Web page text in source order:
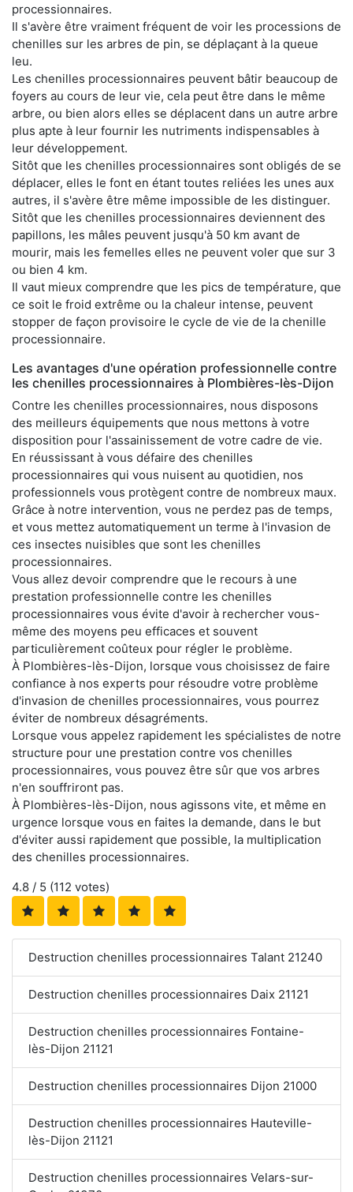
processionnaires.
Il s'avère être vraiment fréquent de voir les processions de
chenilles sur les arbres de pin, se déplaçant à la queue
leu.
Les chenilles processionnaires peuvent bâtir beaucoup de
foyers au cours de leur vie, cela peut être dans le même
arbre, ou bien alors elles se déplacent dans un autre arbre
plus apte à leur fournir les nutriments indispensables à
leur développement.
Sitôt que les chenilles processionnaires sont obligés de se
déplacer, elles le font en étant toutes reliées les unes aux
autres, il s'avère être même impossible de les distinguer.
Sitôt que les chenilles processionnaires deviennent des
papillons, les mâles peuvent jusqu'à 50 km avant de
mourir, mais les femelles elles ne peuvent voler que sur 3
ou bien 4 km.
Il vaut mieux comprendre que les pics de température, que
ce soit le froid extrême ou la chaleur intense, peuvent
stopper de façon provisoire le cycle de vie de la chenille
processionnaire.
Les avantages d'une opération professionnelle contre
les chenilles processionnaires à Plombières-lès-Dijon
Contre les chenilles processionnaires, nous disposons
des meilleurs équipements que nous mettons à votre
disposition pour l'assainissement de votre cadre de vie.
En réussissant à vous défaire des chenilles
processionnaires qui vous nuisent au quotidien, nos
professionnels vous protègent contre de nombreux maux.
Grâce à notre intervention, vous ne perdez pas de temps,
et vous mettez automatiquement un terme à l'invasion de
ces insectes nuisibles que sont les chenilles
processionnaires.
Vous allez devoir comprendre que le recours à une
prestation professionnelle contre les chenilles
processionnaires vous évite d'avoir à rechercher vous-
même des moyens peu efficaces et souvent
particulièrement coûteux pour régler le problème.
À Plombières-lès-Dijon, lorsque vous choisissez de faire
confiance à nos experts pour résoudre votre problème
d'invasion de chenilles processionnaires, vous pourrez
éviter de nombreux désagréments.
Lorsque vous appelez rapidement les spécialistes de notre
structure pour une prestation contre vos chenilles
processionnaires, vous pouvez être sûr que vos arbres
n'en souffriront pas.
À Plombières-lès-Dijon, nous agissons vite, et même en
urgence lorsque vous en faites la demande, dans le but
d'éviter aussi rapidement que possible, la multiplication
des chenilles processionnaires.
4.8 / 5 (112 votes)
Destruction chenilles processionnaires Talant 21240
Destruction chenilles processionnaires Daix 21121
Destruction chenilles processionnaires Fontaine-
lès-Dijon 21121
Destruction chenilles processionnaires Dijon 21000
Destruction chenilles processionnaires Hauteville-
lès-Dijon 21121
Destruction chenilles processionnaires Velars-sur-